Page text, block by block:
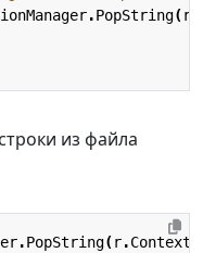
.PopString(r
из файла
.PopString(r.Context